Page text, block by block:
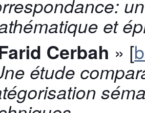
et
Cerbah » [
étude